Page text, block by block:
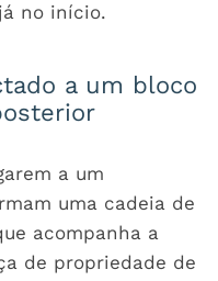
no início.
a um bloco
a um
uma cadeia de
acompanha a
de propriedade de